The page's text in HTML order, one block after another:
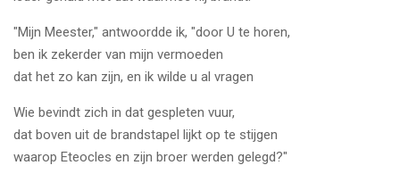
"Mijn Meester," antwoordde ik, "door U te horen,
ben ik zekerder van mijn vermoeden
dat het zo kan zijn, en ik wilde u al vragen
Wie bevindt zich in dat gespleten vuur,
dat boven uit de brandstapel lijkt op te stijgen
waarop Eteocles en zijn broer werden gelegd?"